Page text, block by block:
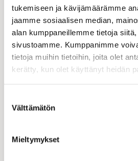
tukemiseen ja kävijämäärämme
jaamme sosiaalisen median,
alan kumppaneillemme tietoja
sivustoamme. Kumppanimme
tietoja muihin tietoihin, joita olet
kerätty, kun olet käyttänyt heidän
valinta
Välttämätön
Mieltymykset